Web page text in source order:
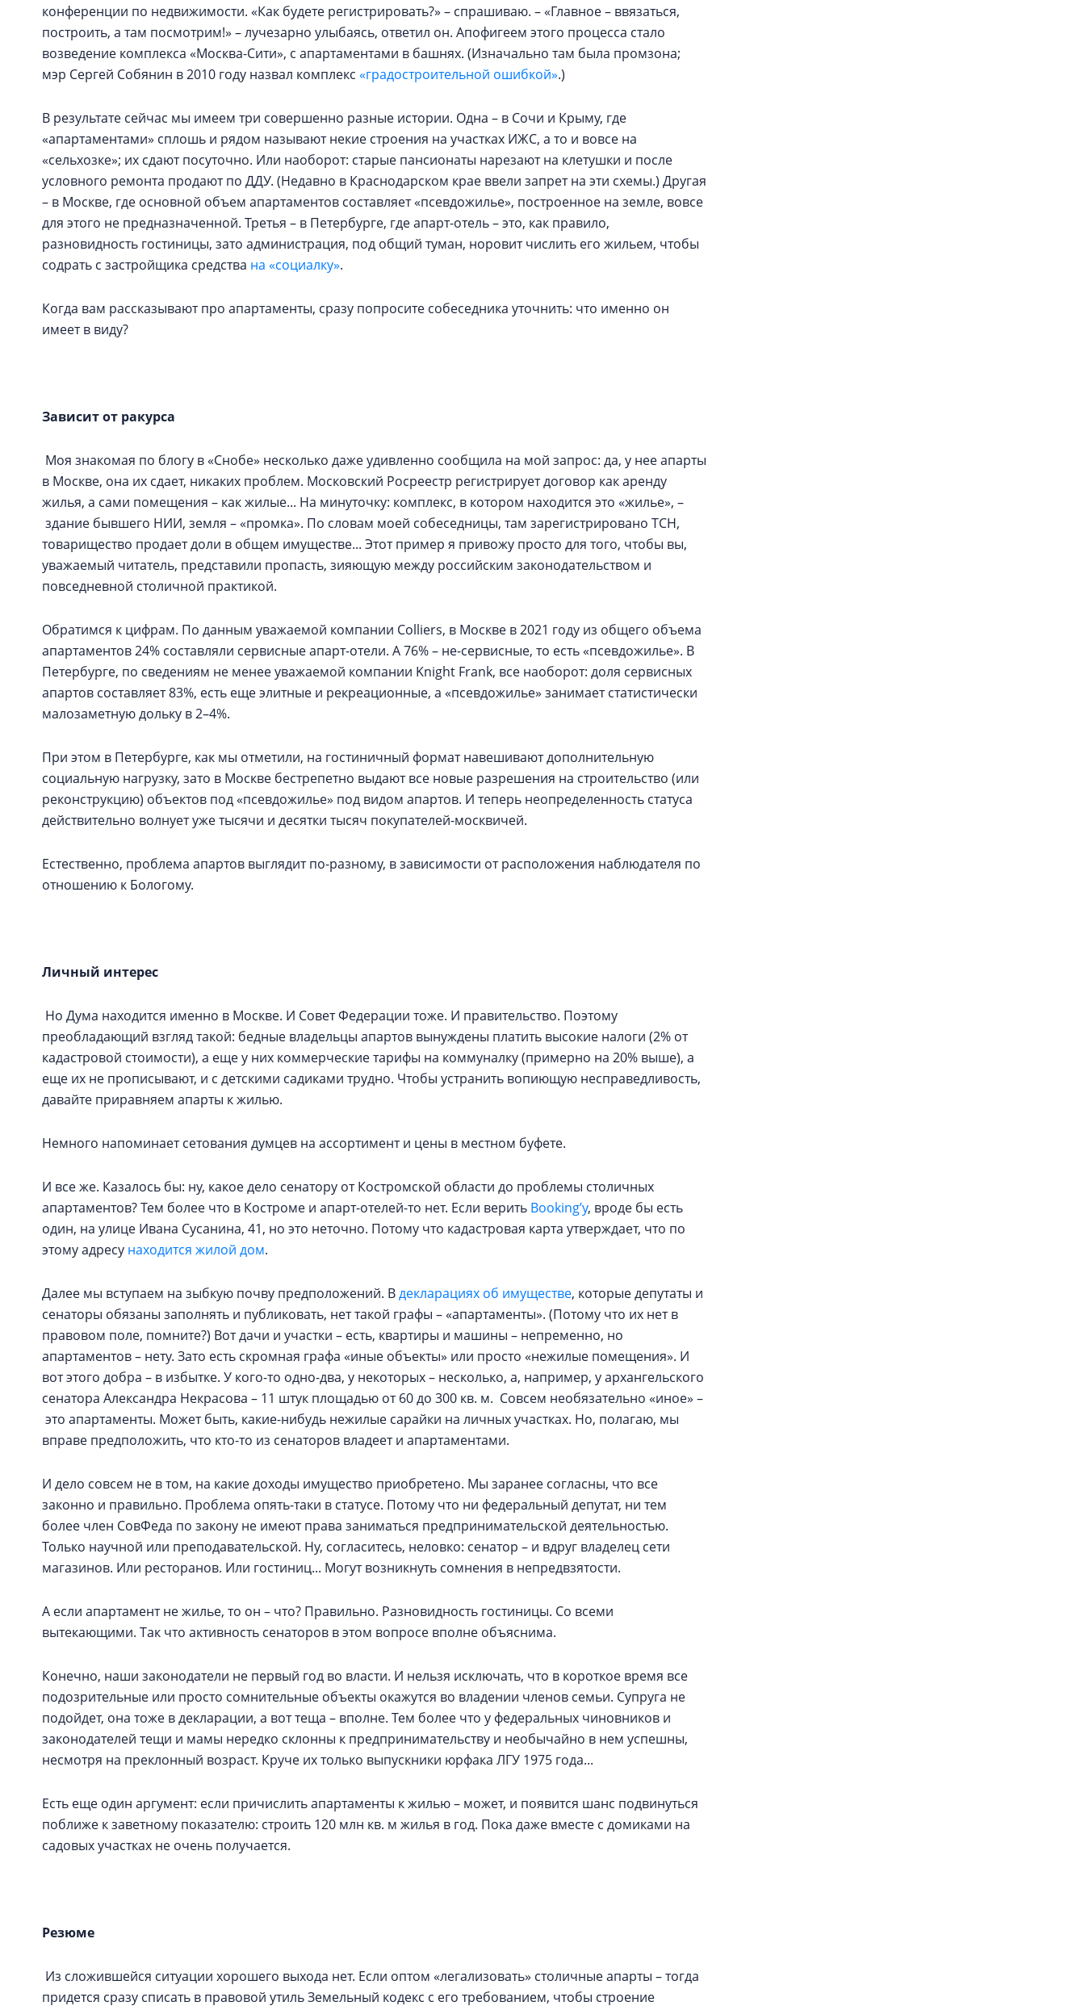
конференции по недвижимости. «Как будете регистрировать?» – спрашиваю. – «Главное – ввязаться,
построить, а там посмотрим!» – лучезарно улыбаясь, ответил он. Апофигеем этого процесса стало
возведение комплекса «Москва-Сити», с апартаментами в башнях. (Изначально там была промзона;
мэр Сергей Собянин в 2010 году назвал комплекс «градостроительной ошибкой».)
В результате сейчас мы имеем три совершенно разные истории. Одна – в Сочи и Крыму, где
«апартаментами» сплошь и рядом называют некие строения на участках ИЖС, а то и вовсе на
«сельхозке»; их сдают посуточно. Или наоборот: старые пансионаты нарезают на клетушки и после
условного ремонта продают по ДДУ. (Недавно в Краснодарском крае ввели запрет на эти схемы.) Другая
– в Москве, где основной объем апартаментов составляет «псевдожилье», построенное на земле, вовсе
для этого не предназначенной. Третья – в Петербурге, где апарт-отель – это, как правило,
разновидность гостиницы, зато администрация, под общий туман, норовит числить его жильем, чтобы
содрать с застройщика средства на «социалку».
Когда вам рассказывают про апартаменты, сразу попросите собеседника уточнить: что именно он
имеет в виду?
Зависит от ракурса
Моя знакомая по блогу в «Снобе» несколько даже удивленно сообщила на мой запрос: да, у нее апарты
в Москве, она их сдает, никаких проблем. Московский Росреестр регистрирует договор как аренду
жилья, а сами помещения – как жилые... На минуточку: комплекс, в котором находится это «жилье», –
здание бывшего НИИ, земля – «промка». По словам моей собеседницы, там зарегистрировано ТСН,
товарищество продает доли в общем имуществе... Этот пример я привожу просто для того, чтобы вы,
уважаемый читатель, представили пропасть, зияющую между российским законодательством и
повседневной столичной практикой.
Обратимся к цифрам. По данным уважаемой компании Colliers, в Москве в 2021 году из общего объема
апартаментов 24% составляли сервисные апарт-отели. А 76% – не-сервисные, то есть «псевдожилье». В
Петербурге, по сведениям не менее уважаемой компании Knight Frank, все наоборот: доля сервисных
апартов составляет 83%, есть еще элитные и рекреационные, а «псевдожилье» занимает статистически
малозаметную дольку в 2–4%.
При этом в Петербурге, как мы отметили, на гостиничный формат навешивают дополнительную
социальную нагрузку, зато в Москве бестрепетно выдают все новые разрешения на строительство (или
реконструкцию) объектов под «псевдожилье» под видом апартов. И теперь неопределенность статуса
действительно волнует уже тысячи и десятки тысяч покупателей-москвичей.
Естественно, проблема апартов выглядит по-разному, в зависимости от расположения наблюдателя по
отношению к Бологому.
Личный интерес
Но Дума находится именно в Москве. И Совет Федерации тоже. И правительство. Поэтому
преобладающий взгляд такой: бедные владельцы апартов вынуждены платить высокие налоги (2% от
кадастровой стоимости), а еще у них коммерческие тарифы на коммуналку (примерно на 20% выше), а
еще их не прописывают, и с детскими садиками трудно. Чтобы устранить вопиющую несправедливость,
давайте приравняем апарты к жилью.
Немного напоминает сетования думцев на ассортимент и цены в местном буфете.
И все же. Казалось бы: ну, какое дело сенатору от Костромской области до проблемы столичных
апартаментов? Тем более что в Костроме и апарт-отелей-то нет. Если верить Booking’у, вроде бы есть
один, на улице Ивана Сусанина, 41, но это неточно. Потому что кадастровая карта утверждает, что по
этому адресу находится жилой дом.
Далее мы вступаем на зыбкую почву предположений. Вдекларациях об имуществе, которые депутаты и
сенаторы обязаны заполнять и публиковать, нет такой графы – «апартаменты». (Потому что их нет в
правовом поле, помните?) Вот дачи и участки – есть, квартиры и машины – непременно, но
апартаментов – нету. Зато есть скромная графа «иные объекты» или просто «нежилые помещения». И
вот этого добра – в избытке. У кого-то одно-два, у некоторых – несколько, а, например, у архангельского
сенатора Александра Некрасова – 11 штук площадью от 60 до 300 кв. м. Совсем необязательно «иное» –
это апартаменты. Может быть, какие-нибудь нежилые сарайки на личных участках. Но, полагаю, мы
вправе предположить, что кто-то из сенаторов владеет и апартаментами.
И дело совсем не в том, на какие доходы имущество приобретено. Мы заранее согласны, что все
законно и правильно. Проблема опять-таки в статусе. Потому что ни федеральный депутат, ни тем
более член СовФеда по закону не имеют права заниматься предпринимательской деятельностью.
Только научной или преподавательской. Ну, согласитесь, неловко: сенатор – и вдруг владелец сети
магазинов. Или ресторанов. Или гостиниц... Могут возникнуть сомнения в непредвзятости.
А если апартамент не жилье, то он – что? Правильно. Разновидность гостиницы. Со всеми
вытекающими. Так что активность сенаторов в этом вопросе вполне объяснима.
Конечно, наши законодатели не первый год во власти. И нельзя исключать, что в короткое время все
подозрительные или просто сомнительные объекты окажутся во владении членов семьи. Супруга не
подойдет, она тоже в декларации, а вот теща – вполне. Тем более что у федеральных чиновников и
законодателей тещи и мамы нередко склонны к предпринимательству и необычайно в нем успешны,
несмотря на преклонный возраст. Круче их только выпускники юрфака ЛГУ 1975 года...
Есть еще один аргумент: если причислить апартаменты к жилью – может, и появится шанс подвинуться
поближе к заветному показателю: строить 120 млн кв. м жилья в год. Пока даже вместе с домиками на
садовых участках не очень получается.
Резюме
Из сложившейся ситуации хорошего выхода нет. Если оптом «легализовать» столичные апарты – тогда
придется сразу списать в правовой утиль Земельный кодекс с его требованием, чтобы строение